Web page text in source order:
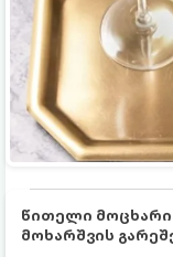
წითელი
მოხარშვის